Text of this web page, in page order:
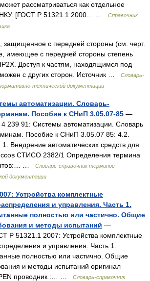
рассматриваться как отдельное
НКУ. [ГОСТ Р 51321.1 2000… …
Справочник
с передней стороны (см. черт.
имеющее с передней стороны степень
Доступ к частям, находящимся под
с других сторон. Источник …
Словарь-
технической документации
автоматизации. Словарь-
Пособие к СНиП 3.05.07-85 —
239 91: Системы автоматизации. Словарь
Пособие к СНиП 3.05.07 85: 4.2.
автоматических средств для
СТИСО 2382/1 Определения термина
…
Словарь-справочник терминов
документации
Устройства комплектные
и управления. Часть 1.
полностью или частично. Общие
и методы испытаний —
Р 51321.1 2007: Устройства комплектные
и управления. Часть 1.
полностью или частично. Общие
и методы испытаний оригинал
проводник :… …
Словарь-справочник